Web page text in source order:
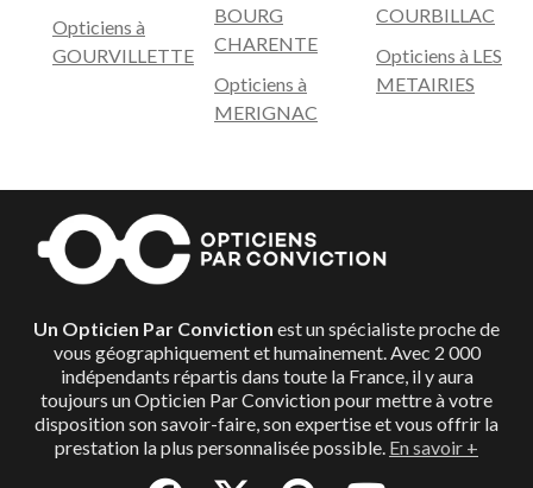
Opticiens à
GOURVILLETTE
BOURG
CHARENTE
Opticiens à
MERIGNAC
COURBILLAC
Opticiens à LES
METAIRIES
Un Opticien Par Conviction est un spécialiste proche de
vous géographiquement et humainement. Avec 2 000
indépendants répartis dans toute la France, il y aura
toujours un Opticien Par Conviction pour mettre à votre
disposition son savoir-faire, son expertise et vous offrir la
prestation la plus personnalisée possible. En savoir +